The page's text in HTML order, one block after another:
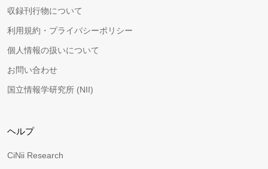
収録刊行物について
利用規約・プライバシーポリシー
個人情報の扱いについて
お問い合わせ
国立情報学研究所 (NII)
ヘルプ
CiNii Research